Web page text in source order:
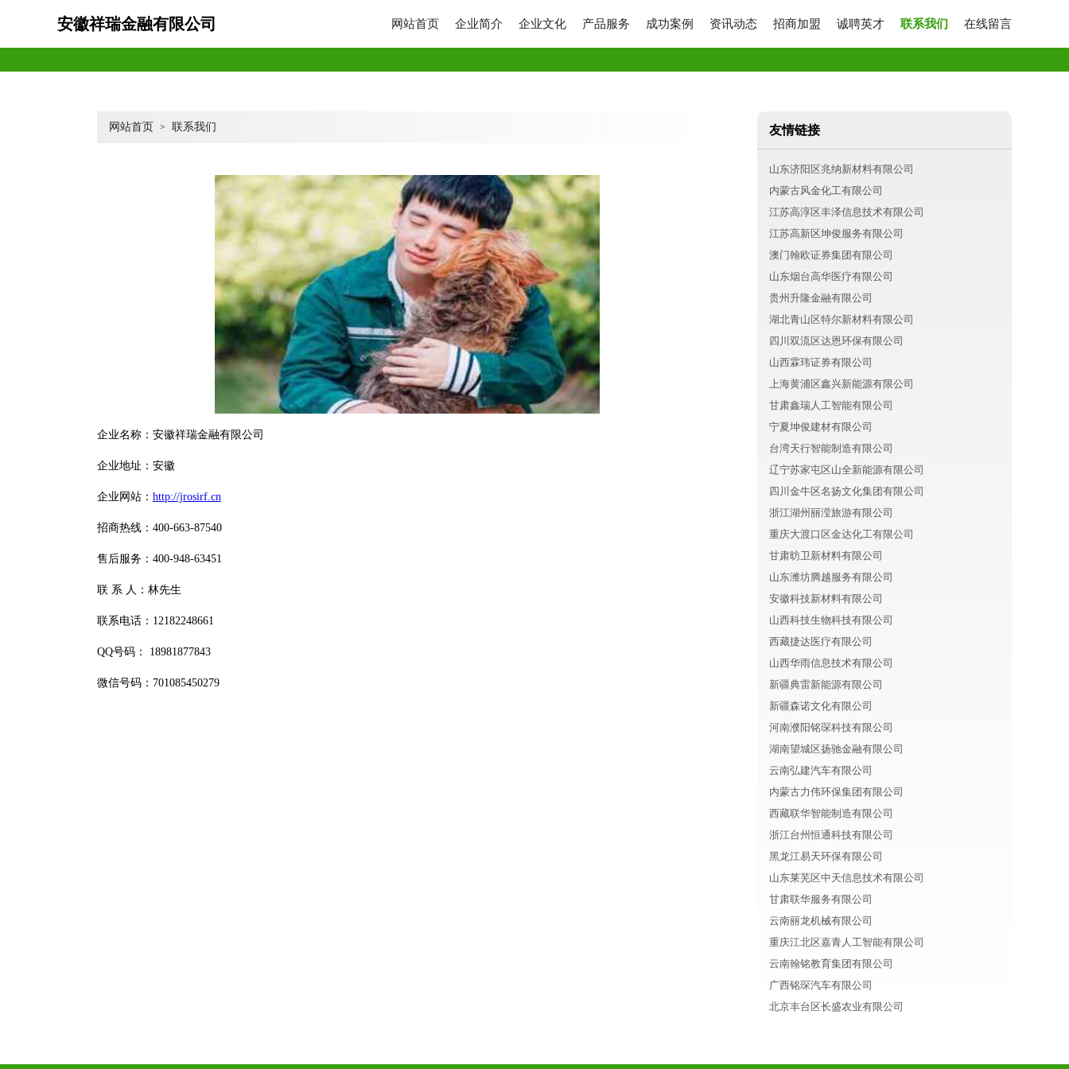
安徽祥瑞金融有限公司 网站首页 企业简介 企业文化 产品服务 成功案例 资讯动态 招商加盟 诚聘英才 联系我们 在线留言
网站首页 > 联系我们
企业名称：安徽祥瑞金融有限公司
企业地址：安徽
企业网站： http://jrosirf.cn
招商热线：400-663-87540
售后服务：400-948-63451
联 系 人：林先生
联系电话：12182248661
QQ号码： 18981877843
微信号码：701085450279
友情链接
山东济阳区兆纳新材料有限公司
内蒙古风金化工有限公司
江苏高淳区丰泽信息技术有限公司
江苏高新区坤俊服务有限公司
澳门翰欧证券集团有限公司
山东烟台高华医疗有限公司
贵州升隆金融有限公司
湖北青山区特尔新材料有限公司
四川双流区达恩环保有限公司
山西霖玮证券有限公司
上海黄浦区鑫兴新能源有限公司
甘肃鑫瑞人工智能有限公司
宁夏坤俊建材有限公司
台湾天行智能制造有限公司
辽宁苏家屯区山全新能源有限公司
四川金牛区名扬文化集团有限公司
浙江湖州丽滢旅游有限公司
重庆大渡口区金达化工有限公司
甘肃昉卫新材料有限公司
山东潍坊腾越服务有限公司
安徽科技新材料有限公司
山西科技生物科技有限公司
西藏捷达医疗有限公司
山西华雨信息技术有限公司
新疆典雷新能源有限公司
新疆森诺文化有限公司
河南濮阳铭琛科技有限公司
湖南望城区扬驰金融有限公司
云南弘建汽车有限公司
内蒙古力伟环保集团有限公司
西藏联华智能制造有限公司
浙江台州恒通科技有限公司
黑龙江易天环保有限公司
山东莱芜区中天信息技术有限公司
甘肃联华服务有限公司
云南丽龙机械有限公司
重庆江北区嘉青人工智能有限公司
云南翰铭教育集团有限公司
广西铭琛汽车有限公司
北京丰台区长盛农业有限公司